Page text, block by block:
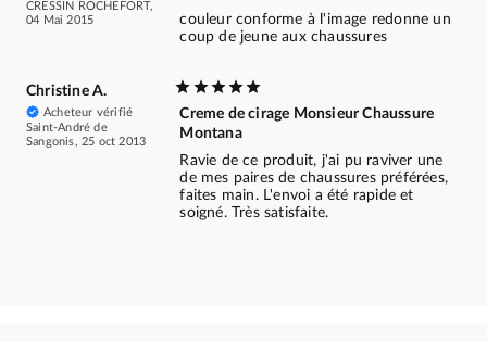
CRESSIN ROCHEFORT,
04 Mai 2015
couleur conforme à l'image redonne un
coup de jeune aux chaussures
Christine A.
Acheteur vérifié
Saint-André de
Sangonis, 25 oct 2013
Creme de cirage Monsieur Chaussure
Montana
Ravie de ce produit, j'ai pu raviver une
de mes paires de chaussures préférées,
faites main. L'envoi a été rapide et
soigné. Très satisfaite.